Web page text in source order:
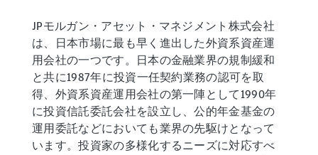
JPモルガン・アセット・マネジメント株式会社
は、日本市場に最も早く進出した外資系資産運
用会社の一つです。日本の金融業界の規制緩和
と共に1987年に投資一任契約業務の認可を取
得、外資系資産運用会社の第一陣として1990年
に投資信託委託会社を設立し、公的年金基金の
運用委託などにおいても業界の先駆けとなって
います。投資家の多様化するニーズに対応すべ